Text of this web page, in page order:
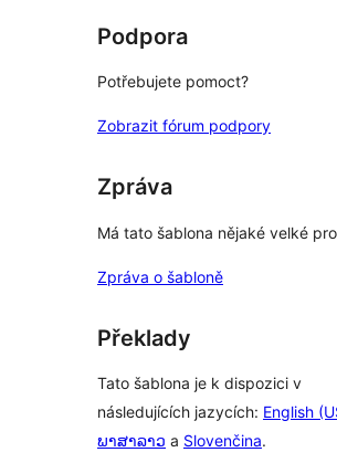
Podpora
Potřebujete pomoct?
Zobrazit fórum podpory
Zpráva
Má tato šablona nějaké velké
Zpráva o šabloně
Překlady
Tato šablona je k dispozici v
následujících jazycích: English
ພາສາລາວ a Slovenčina.